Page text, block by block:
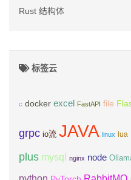
Rust 结构体
标签云
c docker excel FastAPI file
grpc io流 JAVA linux lua
plus mysql nginx node